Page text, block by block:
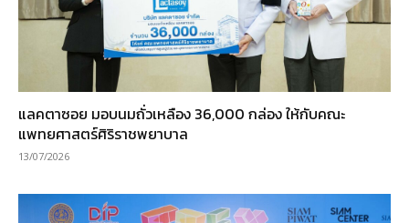
แลคตาซอย มอบนมถั่วเหลือง 36,000 กล่อง ให้กับคณะ
แพทยศาสตร์ศิริราชพยาบาล
13/07/2026